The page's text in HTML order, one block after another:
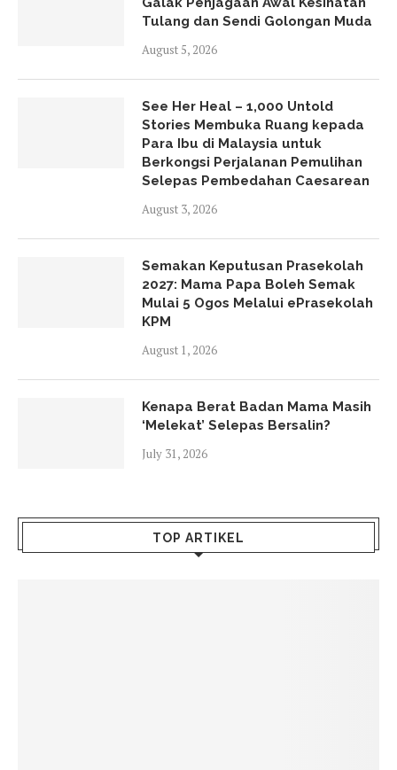
Tulang dan Sendi Golongan Muda
August 5, 2026
See Her Heal – 1,000 Untold
Stories Membuka Ruang kepada
Para Ibu di Malaysia untuk
Berkongsi Perjalanan Pemulihan
Selepas Pembedahan Caesarean
August 3, 2026
Semakan Keputusan Prasekolah
2027: Mama Papa Boleh Semak
Mulai 5 Ogos Melalui ePrasekolah
KPM
August 1, 2026
Kenapa Berat Badan Mama Masih
‘Melekat’ Selepas Bersalin?
July 31, 2026
TOP ARTIKEL